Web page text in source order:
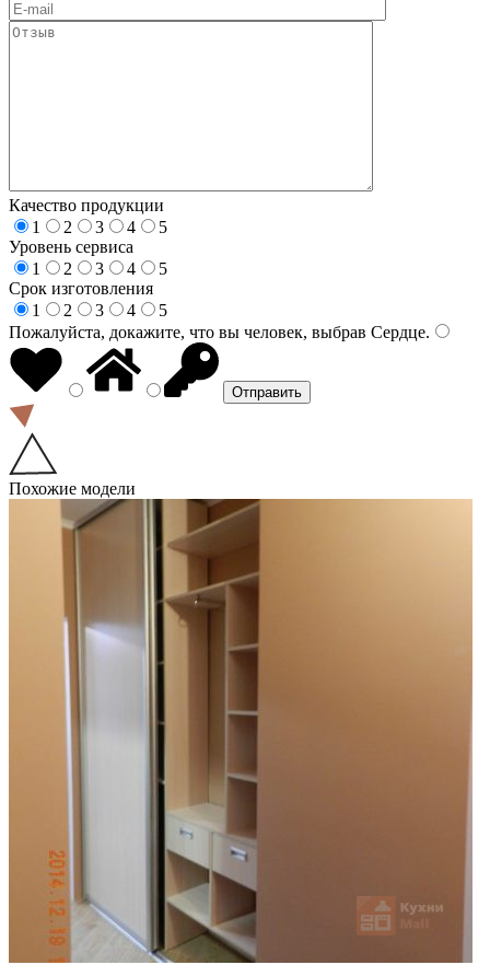
Качество продукции
1
2 3 4
5
Уровень сервиса
1
2 3 4
5
Срок изготовления
1
2 3 4
5
Пожалуйста, докажите, что вы человек, выбрав Сердце.
Похожие модели